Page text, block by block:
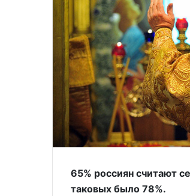
65% россиян считают
таковых было 78%.